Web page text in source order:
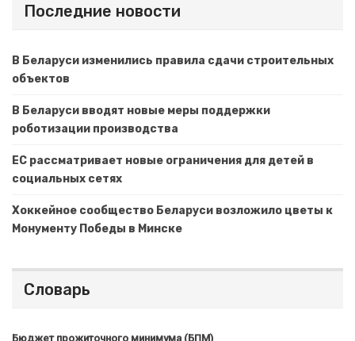
Последние новости
В Беларуси изменились правила сдачи строительных
объектов
В Беларуси вводят новые меры поддержки
роботизации производства
ЕС рассматривает новые ограничения для детей в
социальных сетях
Хоккейное сообщество Беларуси возложило цветы к
Монументу Победы в Минске
Словарь
Бюджет прожиточного минимума (БПМ)